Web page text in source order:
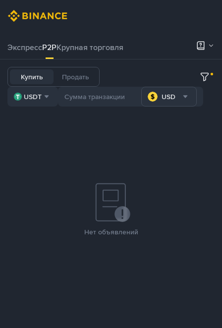
ЭкспрессP2PКрупная торговля
Купить Продать
USDT USD
Нет объявлений